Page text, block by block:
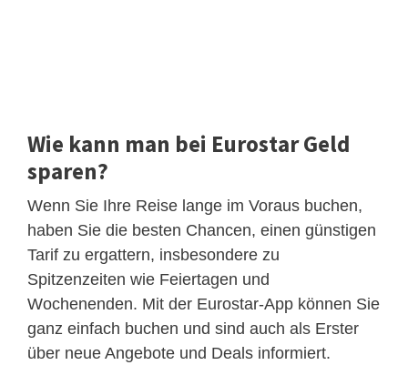
Wie kann man bei Eurostar Geld
sparen?
Wenn Sie Ihre Reise lange im Voraus buchen,
haben Sie die besten Chancen, einen günstigen
Tarif zu ergattern, insbesondere zu
Spitzenzeiten wie Feiertagen und
Wochenenden. Mit der Eurostar-App können Sie
ganz einfach buchen und sind auch als Erster
über neue Angebote und Deals informiert.